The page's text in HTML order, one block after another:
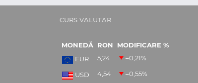
CURS VALUTAR
MONEDĂ RON
MODIFICARE %
EUR
5,24 –0,21%
USD 4,54 –0,55%